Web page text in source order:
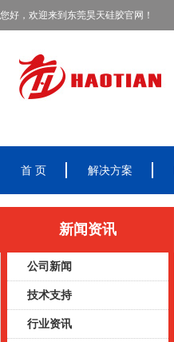
您好，欢迎来到东莞昊天硅胶官网！
首 页 解决方案
新闻资讯
公司新闻
技术支持
行业资讯